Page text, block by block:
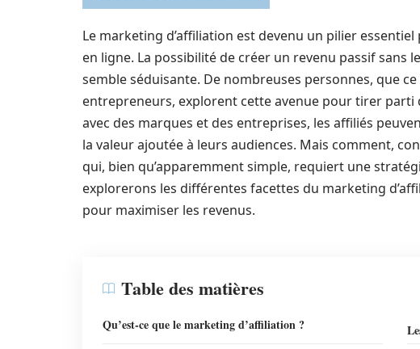
Le marketing d’affiliation est devenu un pilier
en ligne. La possibilité de créer un revenu passif
semble séduisante. De nombreuses personnes, que
entrepreneurs, explorent cette avenue pour tirer
avec des marques et des entreprises, les affiliés
la valeur ajoutée à leurs audiences. Mais comment,
qui, bien qu’apparemment simple, requiert une
explorerons les différentes facettes du marketing
pour maximiser les revenus.
Table des matières
Qu’est-ce que le marketing d’affiliation ?